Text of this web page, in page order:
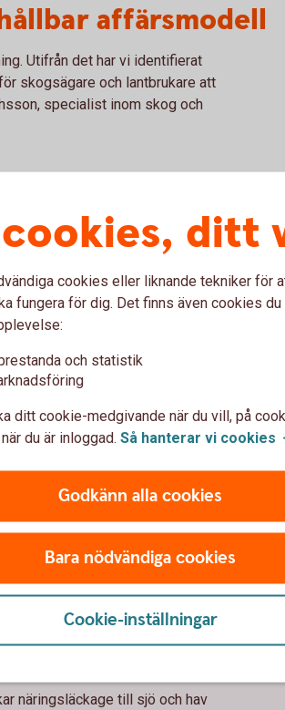
affärsmodell
Utifrån det har vi identifierat
skogsägare och lantbrukare att
specialist inom skog och
mer hållbart sätt
- som kan vara bra för både
fossilfri och effektiv
och lysrör
skogsägaren förbinder sig att
innehåll av kväve, fosfor och
näringsläckage till sjö och hav
ditt
cookies eller liknande tekniker för
fungera för dig. Det finns även cookies du
och statistik
ditt cookie-medgivande när du vill, på
du är inloggad. Så hanterar vi cookies
Godkänn alla cookies
Bara nödvändiga cookies
Cookie-inställningar